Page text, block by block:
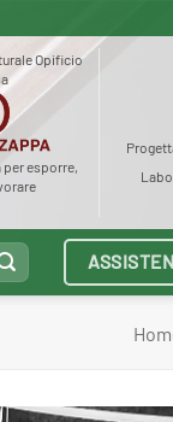
Opificio
esporre,